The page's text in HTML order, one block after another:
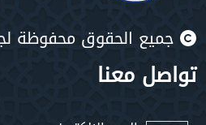
جميع الحقوق محفوظة
تواصل معنا